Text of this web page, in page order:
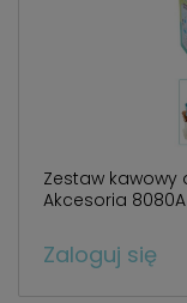
Zestaw kawowy
Akcesoria 8080A
Zaloguj się